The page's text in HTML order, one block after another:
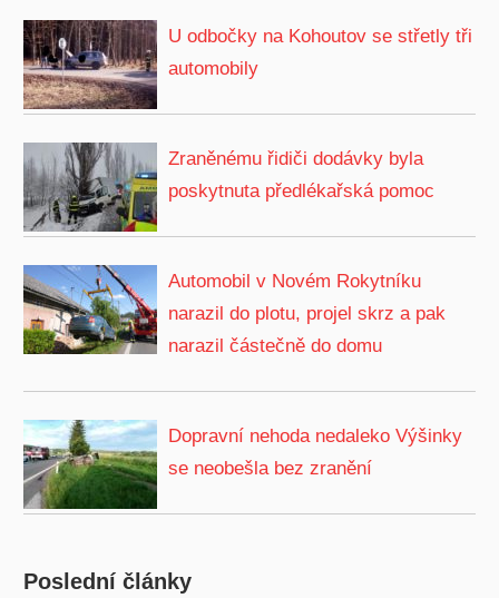
U odbočky na Kohoutov se střetly tři
automobily
Zraněnému řidiči dodávky byla
poskytnuta předlékařská pomoc
Automobil v Novém Rokytníku
narazil do plotu, projel skrz a pak
narazil částečně do domu
Dopravní nehoda nedaleko Výšinky
se neobešla bez zranění
Poslední články